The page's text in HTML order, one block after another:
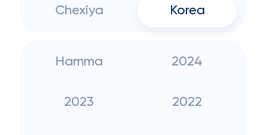
Chexiya Korea
Hamma 2024
2023 2022